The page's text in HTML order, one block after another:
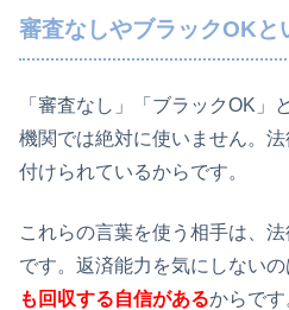
審査なしやブラックOKと
「審査なし」「ブラックOK」
機関では絶対に使いません。
付けられているからです。
これらの言葉を使う相手は、
です。返済能力を気にしないの
も回収する自信があるからで